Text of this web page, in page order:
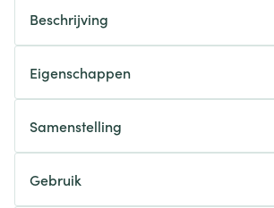
Beschrijving
Eigenschappen
Samenstelling
Gebruik